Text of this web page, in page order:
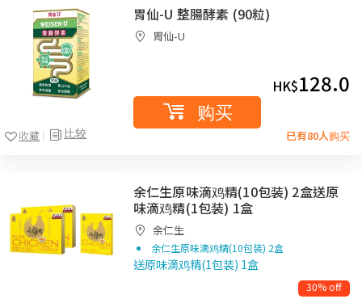
比较
收藏
胃仙-U 整腸酵素 (90粒)
胃仙-U
HK$128.0
购买
已有80人购买
余仁生原味滴鸡精(10包装) 2盒送原
味滴鸡精(1包装) 1盒
余仁生
余仁生原味滴鸡精(10包装) 2盒
送原味滴鸡精(1包装) 1盒
30% off